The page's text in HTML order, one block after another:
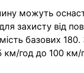
можуть
захисту від
базових
км/год до 100 км/